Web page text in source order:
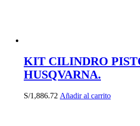
KIT CILINDRO
HUSQVARNA.
S/1,886.72 Añadir al carrito